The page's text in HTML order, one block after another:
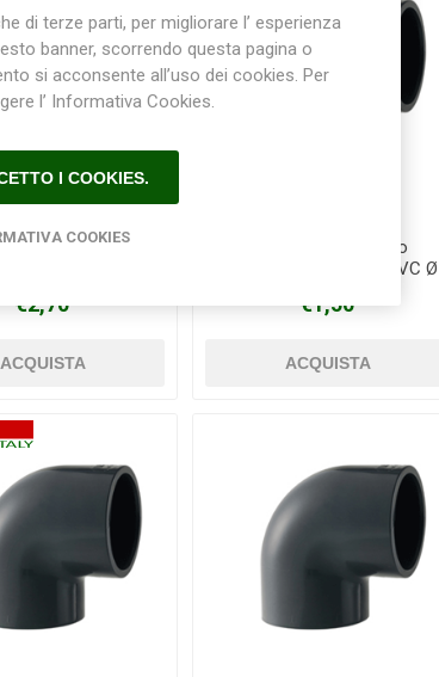
a 45 gradi a
€2,70
Gomito a incollaggio
femmina femmina in PVC Ø
€1,50
di terze parti, per migliorare l’ esperienza
banner, scorrendo questa pagina o
si acconsente all’uso dei cookies. Per
l’ Informativa Cookies.
I COOKIES.
COOKIES